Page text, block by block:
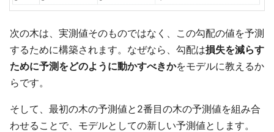
次の木は、実測値そのものではなく、この勾配の値を予測
するために構築されます。なぜなら、勾配は損失を減らす
ために予測をどのように動かすべきかをモデルに教えるか
らです。
そして、最初の木の予測値と2番目の木の予測値を組み合
わせることで、モデルとしての新しい予測値とします。